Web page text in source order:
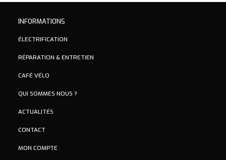
INFORMATIONS
ÉLECTRIFICATION
RÉPARATION & ENTRETIEN
CAFÉ VÉLO
QUI SOMMES NOUS ?
ACTUALITÉS
CONTACT
MON COMPTE